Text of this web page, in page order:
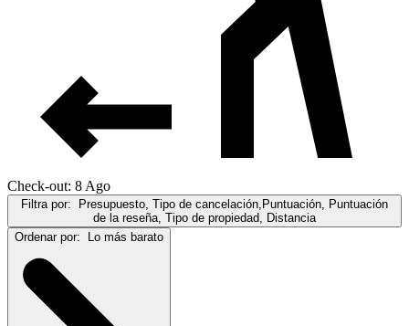
Check-out: 8 Ago
Filtra por: Presupuesto, Tipo de cancelación,Puntuación, Puntuación
de la reseña, Tipo de propiedad, Distancia
Ordenar por: Lo más barato